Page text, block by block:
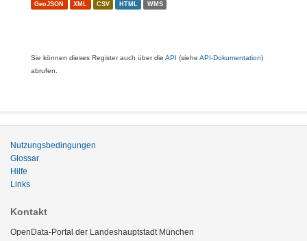
GeoJSON XML CSV HTML WMS
Sie können dieses Register auch über die API (siehe API-Dokumentation)
abrufen.
Nutzungsbedingungen
Glossar
Hilfe
Links
Kontakt
OpenData-Portal der Landeshauptstadt München